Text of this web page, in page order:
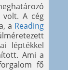
A cég
a Reading
léptékkel
Ami a
fő